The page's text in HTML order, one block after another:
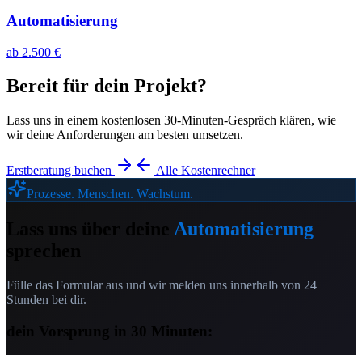
Automatisierung
ab 2.500 €
Bereit für dein Projekt?
Lass uns in einem kostenlosen 30-Minuten-Gespräch klären, wie
wir deine Anforderungen am besten umsetzen.
Erstberatung buchen
Alle Kostenrechner
Prozesse. Menschen. Wachstum.
Automatisierung
Fülle das Formular aus und wir melden uns innerhalb von 24
Stunden bei dir.
dein Vorsprung in 30 Minuten: